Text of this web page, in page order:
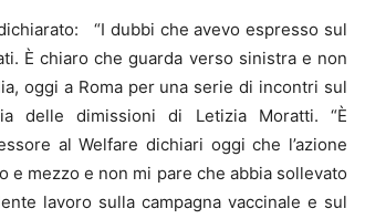
“I dubbi che avevo espresso sul
È chiaro che guarda verso sinistra e non
oggi a Roma per una serie di incontri sul
delle dimissioni di Letizia Moratti. “È
al Welfare dichiari oggi che l’azione
e mezzo e non mi pare che abbia sollevato
lavoro sulla campagna vaccinale e sul